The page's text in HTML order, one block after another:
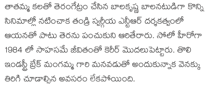
తాతమ్మ కలతో తెరంగేట్రం చేసిన బాలకృష్ణ బాలనటుడిగా కొన్ని
సినిమాల్లో నటించాక తండ్రి స్వర్గీయ ఎన్టీఆర్ దర్శకత్వంలో
ఆయనతో పాటు తెరను పంచుకుని ఆరితేరారు. సోలో హీరోగా
1984 లో సాహసమే జీవితంతో కెరీర్ మొదలుపెట్టారు. తొలి
ఇండస్ట్రీ బ్రేక్ మంగమ్మ గారి మనవడుతో అందుకున్నాక వెనక్కు
తిరిగి చూడాల్సిన అవసరం లేకపోయింది.